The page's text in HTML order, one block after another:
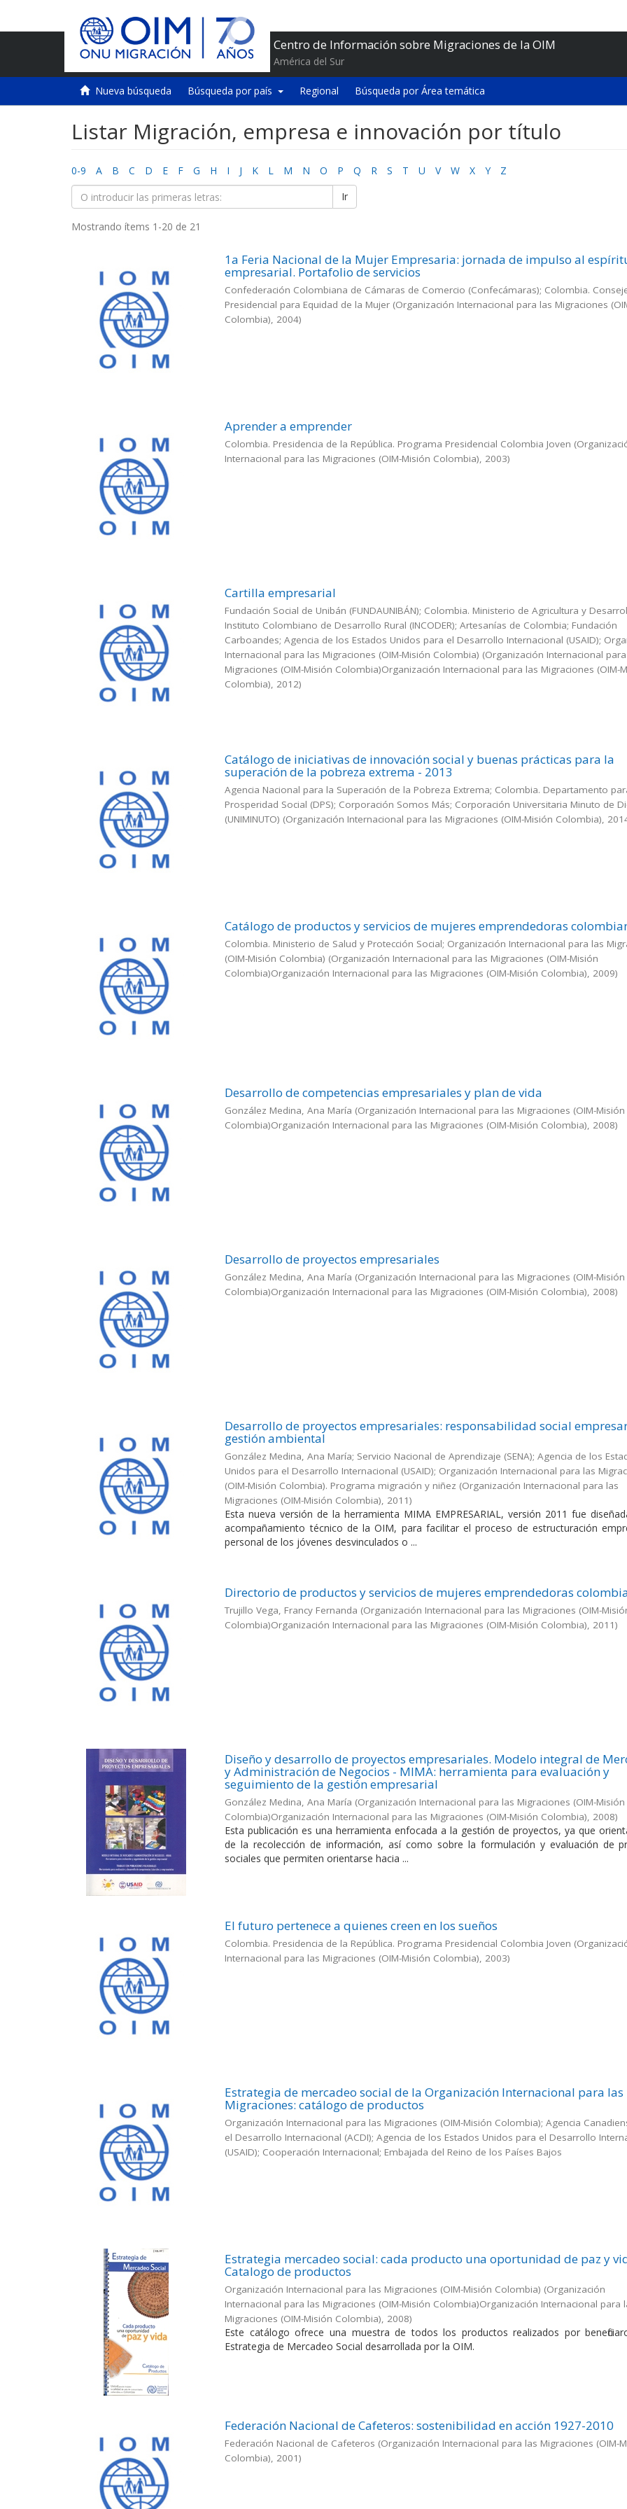
Centro de Información sobre Migraciones de la OIM
América del Sur
Nueva búsqueda Búsqueda por país Regional Búsqueda por Área temática
Listar Migración, empresa e innovación por título
0-9 A B C D E F G H I J K L M N O P Q R S T U V W X Y
Z
Ir
Mostrando ítems 1-20 de 21
1a Feria Nacional de la Mujer Empresaria: jornada de impulso al
empresarial. Portafolio de servicios
Confederación Colombiana de Cámaras de Comercio (Confecámaras); Colombia.
Presidencial para Equidad de la Mujer (Organización Internacional para las Migraciones
Colombia), 2004)
Aprender a emprender
Colombia. Presidencia de la República. Programa Presidencial Colombia Joven (
Internacional para las Migraciones (OIM-Misión Colombia), 2003)
Cartilla empresarial
Fundación Social de Unibán (FUNDAUNIBÁN); Colombia. Ministerio de Agricultura y
Instituto Colombiano de Desarrollo Rural (INCODER); Artesanías de Colombia; Fundación
Carboandes; Agencia de los Estados Unidos para el Desarrollo Internacional (USAID);
Internacional para las Migraciones (OIM-Misión Colombia) (Organización Internacional
Migraciones (OIM-Misión Colombia)Organización Internacional para las Migraciones (OIM-
Colombia), 2012)
Catálogo de iniciativas de innovación social y buenas prácticas para la
superación de la pobreza extrema - 2013
Agencia Nacional para la Superación de la Pobreza Extrema; Colombia. Departamento
Prosperidad Social (DPS); Corporación Somos Más; Corporación Universitaria Minuto de
(UNIMINUTO) (Organización Internacional para las Migraciones (OIM-Misión Colombia),
Catálogo de productos y servicios de mujeres emprendedoras
Colombia. Ministerio de Salud y Protección Social; Organización Internacional para las
(OIM-Misión Colombia) (Organización Internacional para las Migraciones (OIM-Misión
Colombia)Organización Internacional para las Migraciones (OIM-Misión Colombia), 2009)
Desarrollo de competencias empresariales y plan de vida
González Medina, Ana María (Organización Internacional para las Migraciones (OIM-Misión
Colombia)Organización Internacional para las Migraciones (OIM-Misión Colombia), 2008)
Desarrollo de proyectos empresariales
González Medina, Ana María (Organización Internacional para las Migraciones (OIM-Misión
Colombia)Organización Internacional para las Migraciones (OIM-Misión Colombia), 2008)
Desarrollo de proyectos empresariales: responsabilidad social
gestión ambiental
González Medina, Ana María; Servicio Nacional de Aprendizaje (SENA); Agencia de los
Unidos para el Desarrollo Internacional (USAID); Organización Internacional para las
(OIM-Misión Colombia). Programa migración y niñez (Organización Internacional para las
Migraciones (OIM-Misión Colombia), 2011)
Esta nueva versión de la herramienta MIMA EMPRESARIAL, versión 2011 fue
acompañamiento técnico de la OIM, para facilitar el proceso de estructuración
personal de los jóvenes desvinculados o ...
Directorio de productos y servicios de mujeres emprendedoras
Trujillo Vega, Francy Fernanda (Organización Internacional para las Migraciones (OIM-
Colombia)Organización Internacional para las Migraciones (OIM-Misión Colombia), 2011)
Diseño y desarrollo de proyectos empresariales. Modelo integral de
y Administración de Negocios - MIMA: herramienta para evaluación y
seguimiento de la gestión empresarial
González Medina, Ana María (Organización Internacional para las Migraciones (OIM-Misión
Colombia)Organización Internacional para las Migraciones (OIM-Misión Colombia), 2008)
Esta publicación es una herramienta enfocada a la gestión de proyectos, ya que
de la recolección de información, así como sobre la formulación y evaluación de
sociales que permiten orientarse hacia ...
El futuro pertenece a quienes creen en los sueños
Colombia. Presidencia de la República. Programa Presidencial Colombia Joven (
Internacional para las Migraciones (OIM-Misión Colombia), 2003)
Estrategia de mercadeo social de la Organización Internacional para las
Migraciones: catálogo de productos
Organización Internacional para las Migraciones (OIM-Misión Colombia); Agencia
el Desarrollo Internacional (ACDI); Agencia de los Estados Unidos para el Desarrollo
(USAID); Cooperación Internacional; Embajada del Reino de los Países Bajos
Estrategia mercadeo social: cada producto una oportunidad de paz y
Catalogo de productos
Organización Internacional para las Migraciones (OIM-Misión Colombia) (Organización
Internacional para las Migraciones (OIM-Misión Colombia)Organización Internacional para
Migraciones (OIM-Misión Colombia), 2008)
Este catálogo ofrece una muestra de todos los productos realizados por
Estrategia de Mercadeo Social desarrollada por la OIM.
Federación Nacional de Cafeteros: sostenibilidad en acción 1927-2010
Federación Nacional de Cafeteros (Organización Internacional para las Migraciones (OIM-
Colombia), 2001)